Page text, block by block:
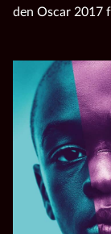
den Oscar 2017